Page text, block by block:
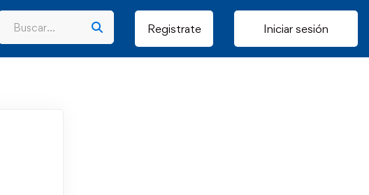
Registrate Iniciar sesión